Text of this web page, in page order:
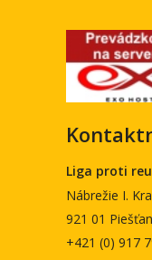
Liga proti
Nábrežie I.
921 01
+421 (0) 917